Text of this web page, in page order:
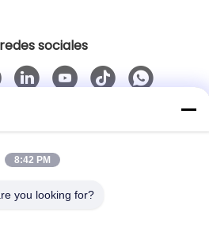
sociales
8:42 PM
you looking for?